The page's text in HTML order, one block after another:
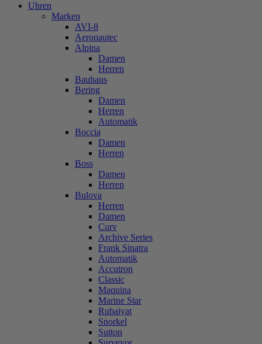
Uhren
Marken
AVI-8
Aeronautec
Alpina
Damen
Herren
Bauhaus
Bering
Damen
Herren
Automatik
Boccia
Damen
Herren
Boss
Damen
Herren
Bulova
Herren
Damen
Curv
Archive Series
Frank Sinatra
Automatik
Accutron
Classic
Maquina
Marine Star
Rubaiyat
Snorkel
Sutton